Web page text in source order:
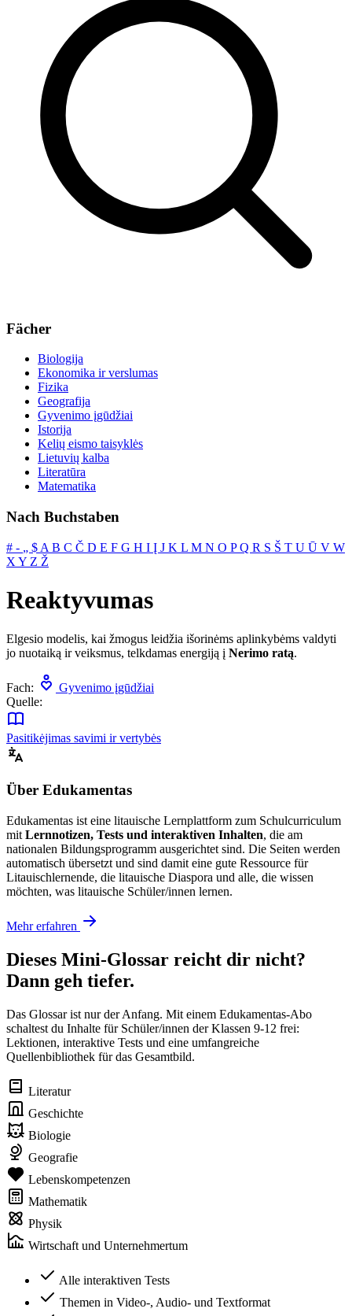
Fächer
Biologija
Ekonomika ir verslumas
Fizika
Geografija
Gyvenimo įgūdžiai
Istorija
Kelių eismo taisyklės
Lietuvių kalba
Literatūra
Matematika
Nach Buchstaben
# ‐ „ $ A B C Č D E F G H I Į J K L M N O PQ R S Š T U Ū V W
X Y Z Ž
Reaktyvumas
Elgesio modelis, kai žmogus leidžia išorinėms aplinkybėms valdyti
jo nuotaiką ir veiksmus, telkdamas energiją į Nerimo ratą.
Fach:
Gyvenimo įgūdžiai
Quelle:
Pasitikėjimas savimi ir vertybės
Über Edukamentas
Edukamentas ist eine litauische Lernplattform zum Schulcurriculum
mit Lernnotizen, Tests und interaktiven Inhalten, die am
nationalen Bildungsprogramm ausgerichtet sind. Die Seiten werden
automatisch übersetzt und sind damit eine gute Ressource für
Litauischlernende, die litauische Diaspora und alle, die wissen
möchten, was litauische Schüler/innen lernen.
Mehr erfahren
Dieses Mini-Glossar reicht dir nicht?
Dann geh tiefer.
Das Glossar ist nur der Anfang. Mit einem Edukamentas-Abo
schaltest du Inhalte für Schüler/innen der Klassen 9-12 frei:
Lektionen, interaktive Tests und eine umfangreiche
Quellenbibliothek für das Gesamtbild.
Literatur
Geschichte
Biologie
Geografie
Lebenskompetenzen
Mathematik
Physik
Wirtschaft und Unternehmertum
Alle interaktiven Tests
Themen in Video-, Audio- und Textformat